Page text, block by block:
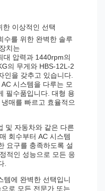
한 이상적인 선택
수를 위한 완벽한 솔루
치는
압력과 1440rpm의
의 무게와 HBS-12L-2
인을 갖추고 있습니다.
시스템을 다루는 모
필수품입니다. 대형 용
매를 빠르고 효율적으
및 자동차와 같은 다른
회수부터 AC 시스템
요구를 충족하도록 설
적인 성능으로 모든 응
.
템에 완벽한 선택입니
로 모든 전문가 또는